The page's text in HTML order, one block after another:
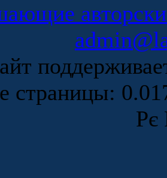
страницы:
Рє